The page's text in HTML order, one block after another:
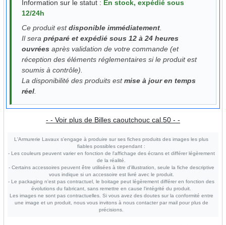
Information sur le statut : En stock, expédié sous
12/24h
Ce produit estdisponible immédiatement
Il serapréparé et expédié sous 12 à 24 heures
ouvrées après validation de votre commande (et
réception des éléments réglementaires si le produit est
soumis à contrôle).
La disponibilité des produits estmise à jour en temps
réel
- - Voir plus de Billes caoutchouc cal.50 - -
L'Armurerie Lavaux s'engage à produire sur ses fiches produits des images les plus
fiables possibles cependant :
- Les couleurs peuvent varier en fonction de l'affichage des écrans et différer légèrement
de la réalité.
- Certains accessoires peuvent être utilisées à titre d'illustration, seule la fiche descriptive
vous indique si un accessoire est livré avec le produit.
- Le packaging n'est pas contractuel, le boitage peut légèrement différer en fonction des
évolutions du fabricant, sans remettre en cause l'intégrité du produit.
Les images ne sont pas contractuelles. Si vous avez des doutes sur la conformité entre
une image et un produit, nous vous invitons à nous contacter par mail pour plus de
précisions.